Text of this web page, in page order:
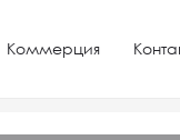
Коммерция